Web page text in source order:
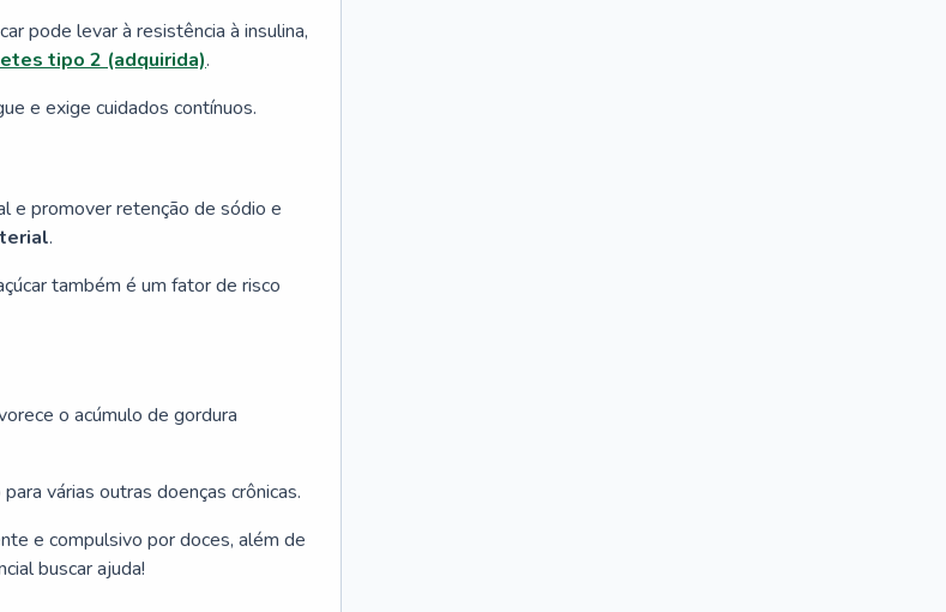
pode levar à resistência à insulina,
tipo 2 (adquirida).
e exige cuidados contínuos.
e promover retenção de sódio e
.
também é um fator de risco
o acúmulo de gordura
várias outras doenças crônicas.
e compulsivo por doces, além de
buscar ajuda!